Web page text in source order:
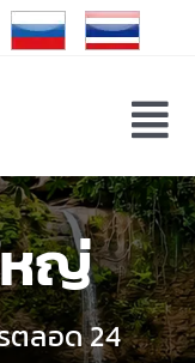
หญ่
ตลอด 24